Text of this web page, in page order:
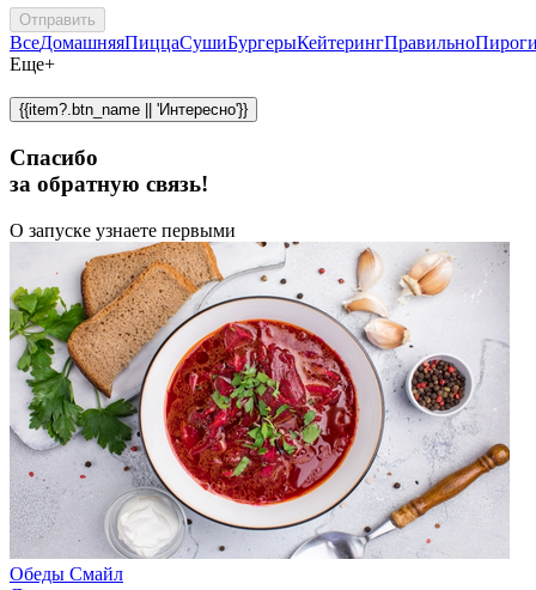
Отправить
ВсеДомашняяПиццаСушиБургерыКейтерингПравильно
Еще+
{{item?.btn_name || 'Интересно'}}
Спасибо
за обратную связь!
О запуске узнаете первыми
Обеды Смайл